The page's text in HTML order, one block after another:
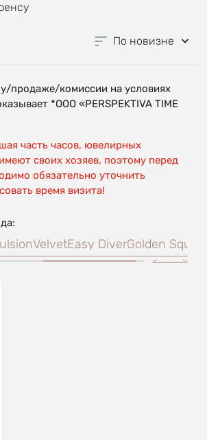
По новизне
продаже/комиссии на условиях
*OOO «PERSPEKTIVA TIME
часть часов, ювелирных
своих хозяев, поэтому перед
обязательно уточнить
время визита!
VelvetEasy DiverGolden